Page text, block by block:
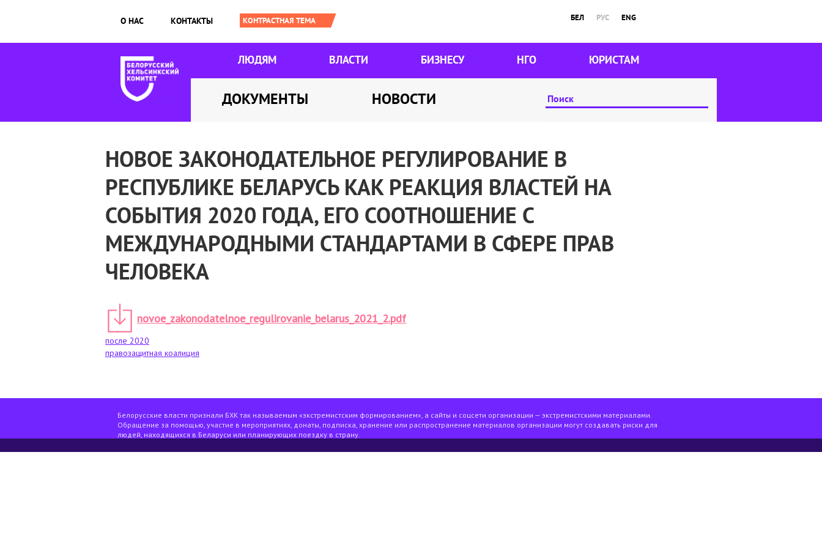
О НАС КОНТАКТЫ БЕЛ РУС ENG
ЛЮДЯМ ВЛАСТИ БИЗНЕСУ НГО ЮРИСТАМ
ДОКУМЕНТЫ НОВОСТИ
НОВОЕ ЗАКОНОДАТЕЛЬНОЕ РЕГУЛИРОВАНИЕ В
РЕСПУБЛИКЕ БЕЛАРУСЬ КАК РЕАКЦИЯ ВЛАСТЕЙ НА
СОБЫТИЯ 2020 ГОДА, ЕГО СООТНОШЕНИЕ С
МЕЖДУНАРОДНЫМИ СТАНДАРТАМИ В СФЕРЕ ПРАВ
ЧЕЛОВЕКА
novoe_zakonodatelnoe_regulirovanie_belarus_2021_2.pdf
после 2020
правозащитная коалиция
Белорусские власти признали БХК так называемым «экстремистским формированием», а сайты и соцсети организации — экстремистскими материалами.
Обращение за помощью, участие в мероприятиях, донаты, подписка, хранение или распространение материалов организации могут создавать риски для
людей, находящихся в Беларуси или планирующих поездку в страну.